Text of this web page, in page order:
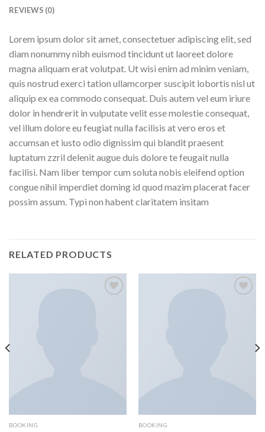
REVIEWS (0)
Lorem ipsum dolor sit amet, consectetuer adipiscing elit, sed
diam nonummy nibh euismod tincidunt ut laoreet dolore
magna aliquam erat volutpat. Ut wisi enim ad minim veniam,
quis nostrud exerci tation ullamcorper suscipit lobortis nisl ut
aliquip ex ea commodo consequat. Duis autem vel eum iriure
dolor in hendrerit in vulputate velit esse molestie consequat,
vel illum dolore eu feugiat nulla facilisis at vero eros et
accumsan et iusto odio dignissim qui blandit praesent
luptatum zzril delenit augue duis dolore te feugait nulla
facilisi. Nam liber tempor cum soluta nobis eleifend option
congue nihil imperdiet doming id quod mazim placerat facer
possim assum. Typi non habent claritatem insitam
RELATED PRODUCTS
BOOKING BOOKING